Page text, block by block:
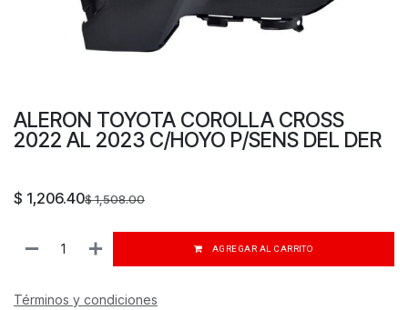
ALERON TOYOTA COROLLA CROSS
2022 AL 2023 C/HOYO P/SENS DEL DER
$ 1,206.40$1,508.00
AGREGAR AL CARRITO
Términos y condiciones